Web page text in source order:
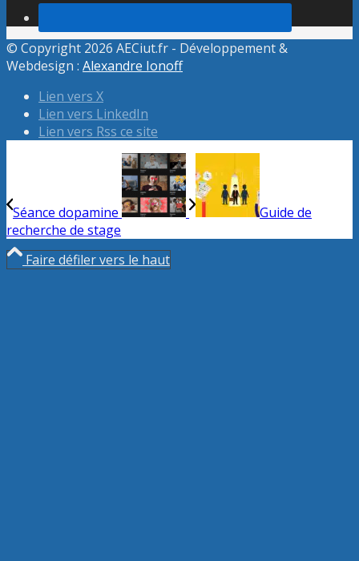
© Copyright 2026 AECiut.fr - Développement &
Webdesign : Alexandre Ionoff
Lien vers X
Lien vers LinkedIn
Lien vers Rss ce site
Séance dopamine
Guide de
recherche de stage
Faire défiler vers le haut